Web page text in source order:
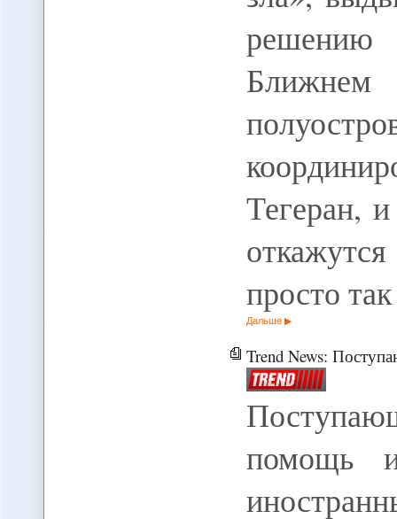
Тегеран,
просто
Дальше
Trend News: Поступающая в
помощь